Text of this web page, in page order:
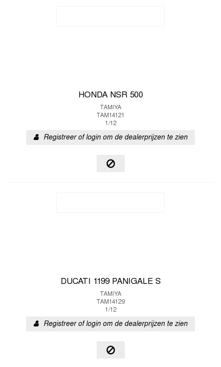
HONDA NSR 500
TAMIYA
TAM14121
1/12
Registreer of login om de dealerprijzen te zien
DUCATI 1199 PANIGALE S
TAMIYA
TAM14129
1/12
Registreer of login om de dealerprijzen te zien